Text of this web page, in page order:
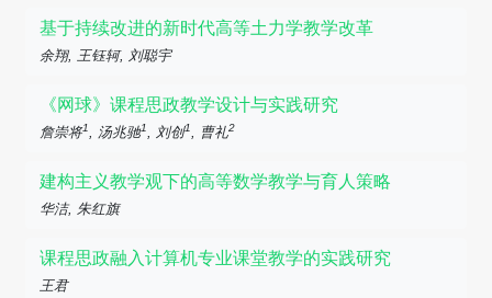
基于持续改进的新时代高等土力学教学改革
余翔, 王钰轲, 刘聪宇
《网球》课程思政教学设计与实践研究
詹崇将1, 汤兆驰1, 刘创1, 曹礼2
建构主义教学观下的高等数学教学与育人策略
华洁, 朱红旗
课程思政融入计算机专业课堂教学的实践研究
王君